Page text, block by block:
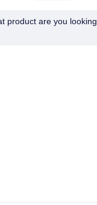
product are you looking